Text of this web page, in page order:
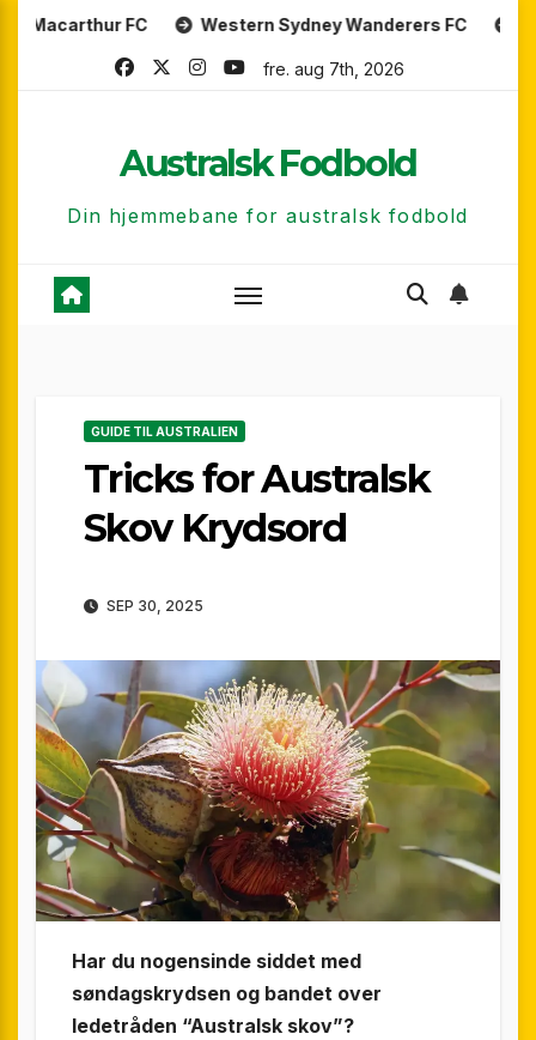
SkipFC Western Sydney Wanderers FC Perth Glory
fre. aug 7th, 2026
Australsk Fodbold
Din hjemmebane for australsk fodbold
GUIDE TIL AUSTRALIEN
Tricks for Australsk
Skov Krydsord
SEP 30, 2025
Har du nogensinde siddet med
søndagskrydsen og bandet over
ledetråden “Australsk skov”?